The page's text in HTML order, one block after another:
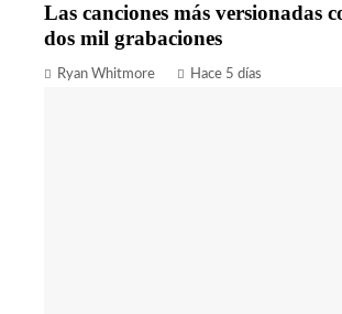
Las canciones más versionadas
dos mil grabaciones
Ryan Whitmore Hace 5 días